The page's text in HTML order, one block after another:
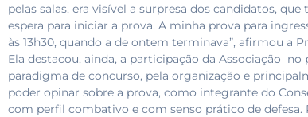
pelas salas, era visível a surpresa dos candidatos,
espera para iniciar a prova. A minha prova para
às 13h30, quando a de ontem terminava”, afirmou a
Ela destacou, ainda, a participação da Associação
paradigma de concurso, pela organização e
poder opinar sobre a prova, como integrante do
com perfil combativo e com senso prático de defesa.